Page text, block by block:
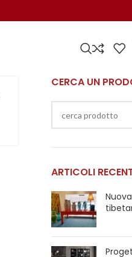
CERCA UN
ARTICOLI